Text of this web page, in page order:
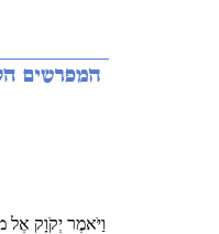
וַיֹּאמֶר יְקֹוָק